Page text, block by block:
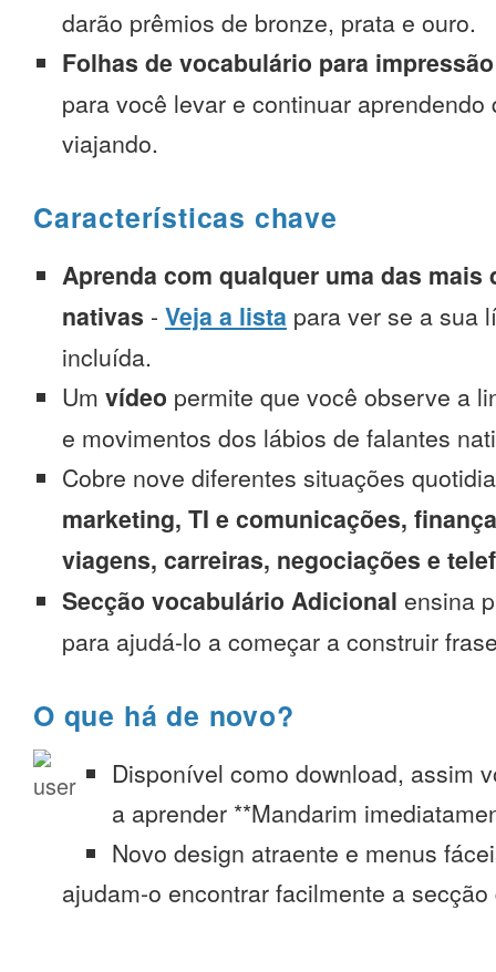
darão prêmios de bronze, prata e ouro.
Folhas de vocabulário para impressão
para você levar e continuar aprendendo
viajando.
Características chave
Aprenda com qualquer uma das mais
nativas - Veja a lista para ver se a sua
incluída.
Um vídeo permite que você observe a
e movimentos dos lábios de falantes
Cobre nove diferentes situações
marketing, TI e comunicações,
viagens, carreiras, negociações e
Secção vocabulário Adicional ensina
para ajudá-lo a começar a construir
O que há de novo?
Disponível como download, assim
a aprender **Mandarim
Novo design atraente e menus
ajudam-o encontrar facilmente a